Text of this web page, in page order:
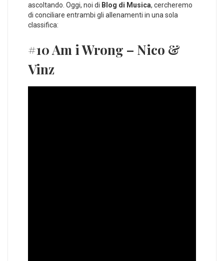
ascoltando. Oggi, noi di Blog di Musica, cercheremo
di conciliare entrambi gli allenamenti in una sola
classifica:
#10 Am i Wrong – Nico &
Vinz